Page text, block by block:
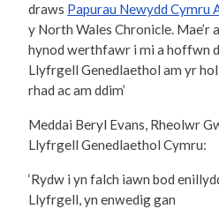
draws Papurau Newydd Cymru
y North Wales Chronicle. Mae’r
hynod werthfawr i mi a hoffwn
Llyfrgell Genedlaethol am yr
rhad ac am ddim’
Meddai Beryl Evans, Rheolwr
Llyfrgell Genedlaethol Cymru:
‘Rydw i yn falch iawn bod
Llyfrgell, yn enwedig gan